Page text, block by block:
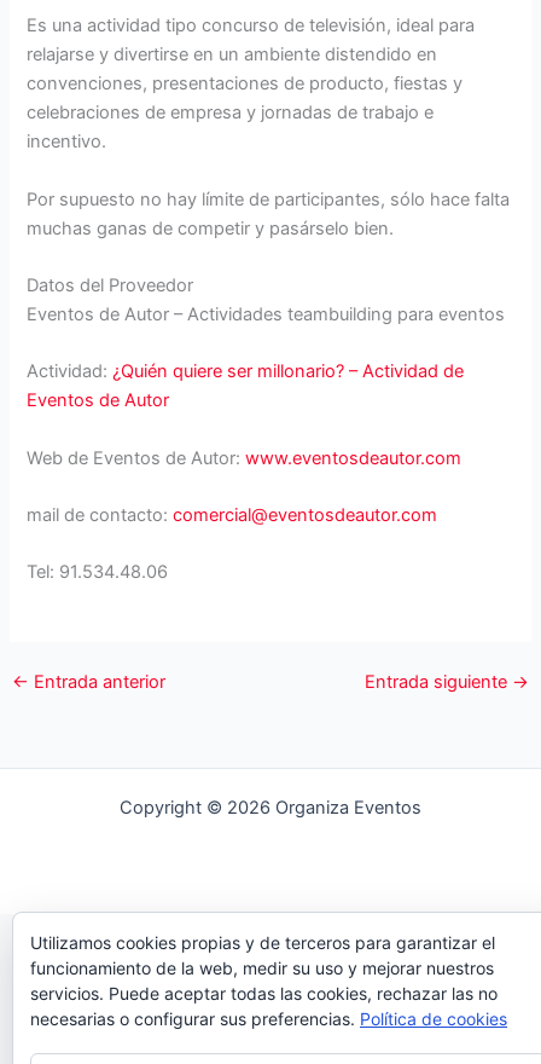
Es una actividad tipo concurso de televisión, ideal para
relajarse y divertirse en un ambiente distendido en
convenciones, presentaciones de producto, fiestas y
celebraciones de empresa y jornadas de trabajo e
incentivo.
Por supuesto no hay límite de participantes, sólo hace falta
muchas ganas de competir y pasárselo bien.
Datos del Proveedor
Eventos de Autor – Actividades teambuilding para eventos
Actividad:¿Quién quiere ser millonario? – Actividad de
Eventos de Autor
Web de Eventos de Autor:www.eventosdeautor.com
mail de contacto:comercial@eventosdeautor.com
Tel: 91.534.48.06
← Entrada anterior Entrada siguiente →
Copyright © 2026 Organiza Eventos
Utilizamos cookies propias y de terceros para garantizar el
funcionamiento de la web, medir su uso y mejorar nuestros
servicios. Puede aceptar todas las cookies, rechazar las no
necesarias o configurar sus preferencias. Política de cookies